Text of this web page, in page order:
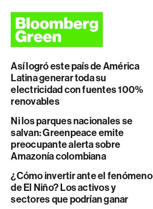
Así logró este país de América
Latina generar toda su
electricidad con fuentes 100%
renovables
Ni los parques nacionales se
salvan: Greenpeace emite
preocupante alerta sobre
Amazonía colombiana
¿Cómo invertir ante el fenómeno
de El Niño? Los activos y
sectores que podrían ganar